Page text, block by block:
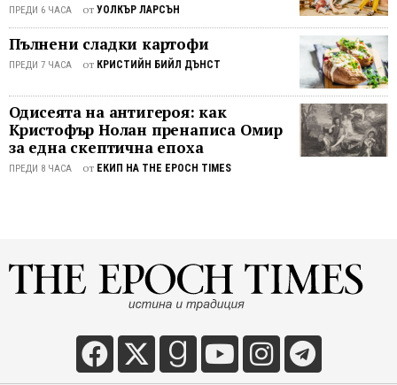
ПРЕДИ 6 ЧАСА от УОЛКЪР ЛАРСЪН
Пълнени сладки картофи
ПРЕДИ 7 ЧАСА от КРИСТИЙН БИЙЛ ДЪНСТ
Одисеята на антигероя: как
Кристофър Нолан пренаписа Омир
за една скептична епоха
ПРЕДИ 8 ЧАСА от ЕКИП НА THE EPOCH TIMES